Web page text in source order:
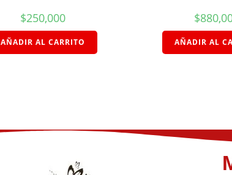
$250,000
AÑADIR AL CARRITO
$
AÑADIR AL